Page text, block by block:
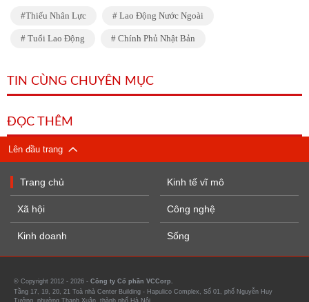
Thiếu Nhân Lực Lao Động Nước Ngoài
Tuổi Lao Động Chính Phủ Nhật Bản
TIN CÙNG CHUYÊN MỤC
ĐỌC THÊM
Lên đầu trang
Trang chủ
Xã hội
Kinh doanh
Kinh tế vĩ mô
Công nghệ
Sống
© Copyright 2012 - 2026 - Công ty Cổ phần VCCorp.
Tầng 17, 19, 20, 21 Toà nhà Center Building - Hapulico Complex, Số 01, phố Nguyễn Huy
Tưởng, phường Thanh Xuân, thành phố Hà Nội